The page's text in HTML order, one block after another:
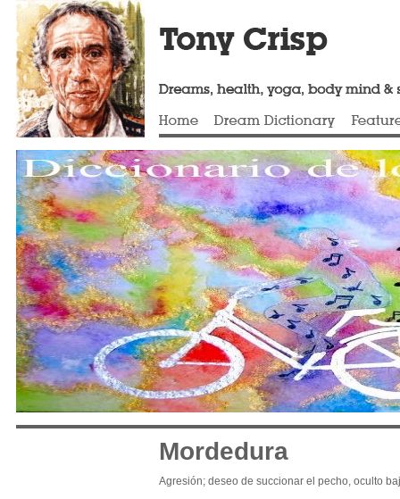
Mordedura
Agresión; deseo de succionar el pecho, oculto